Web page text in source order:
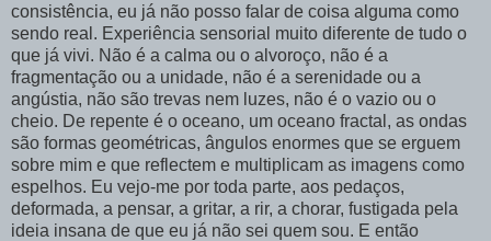
consistência, eu já não posso falar de coisa alguma como
sendo real. Experiência sensorial muito diferente de tudo o
que já vivi. Não é a calma ou o alvoroço, não é a
fragmentação ou a unidade, não é a serenidade ou a
angústia, não são trevas nem luzes, não é o vazio ou o
cheio. De repente é o oceano, um oceano fractal, as ondas
são formas geométricas, ângulos enormes que se erguem
sobre mim e que reflectem e multiplicam as imagens como
espelhos. Eu vejo-me por toda parte, aos pedaços,
deformada, a pensar, a gritar, a rir, a chorar, fustigada pela
ideia insana de que eu já não sei quem sou. E então